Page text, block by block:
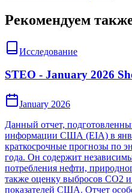
Рекомендуем
Исследование
STEO - January 2026
January 2026
Данный отчет,
информации США (EIA) в
краткосрочные прогнозы по
года. Он содержит
потребления нефти,
также оценку выбросов CO2
показателей США. Отчет